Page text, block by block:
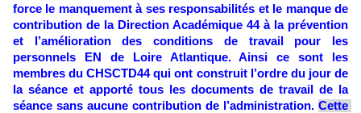
force le manquement à ses responsabilités et le manque de
contribution de la Direction Académique 44 à la prévention
et l’amélioration des conditions de travail pour les
personnels EN de Loire Atlantique. Ainsi ce sont les
membres du CHSCTD44 qui ont construit l’ordre du jour de
la séance et apporté tous les documents de travail de la
séance sans aucune contribution de l’administration. Cette